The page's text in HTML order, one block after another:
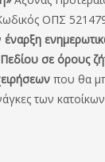
Κωδικός ΟΠΣ
έναρξη
σε όρους
που θα
των